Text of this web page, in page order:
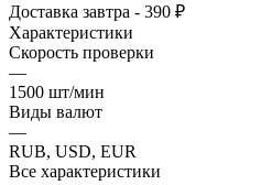
Доставка завтра - 390 ₽
Характеристики
Скорость проверки
—
1500 шт/мин
Виды валют
—
RUB, USD, EUR
Все характеристики